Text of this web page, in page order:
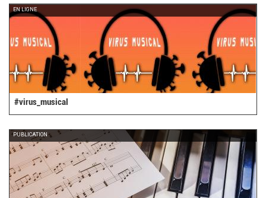
EN LIGNE
#virus_musical
PUBLICATION